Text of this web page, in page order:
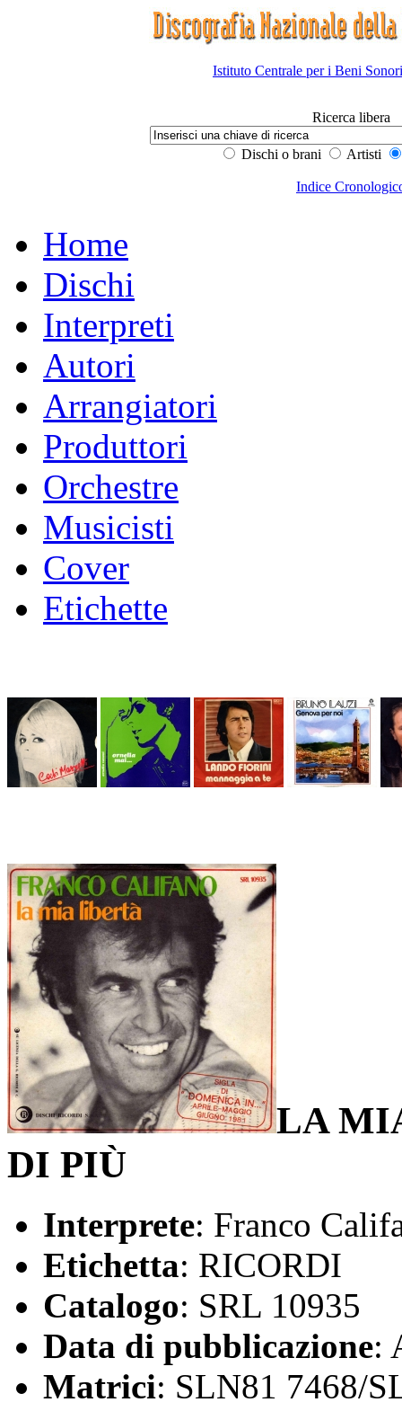
Istituto Centrale per i Beni
Ricerca libera
Dischi o brani Artisti
Indice
Home
Dischi
Interpreti
Autori
Arrangiatori
Produttori
Orchestre
Musicisti
Cover
Etichette
LA
DI PIÙ
Interprete: Franco
Etichetta: RICORDI
Catalogo: SRL 10935
Data di pubblicazione:
Matrici: SLN81 7468/